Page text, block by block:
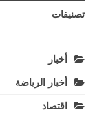
تصنيفات
أخبار
أخبار الرياضة
اقتصاد